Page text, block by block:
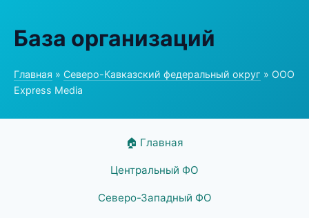
База организаций
Главная » Северо-Кавказский федеральный округ » ООО
Express Media
🏠 Главная
Центральный ФО
Северо-Западный ФО